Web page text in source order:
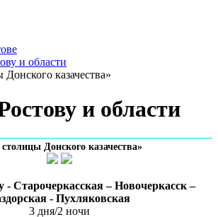
и области
казачества»
и области
Донского казачества»
- Старочеркасская – Новочеркасск –
- Пухляковская
3 дня/2 ночи